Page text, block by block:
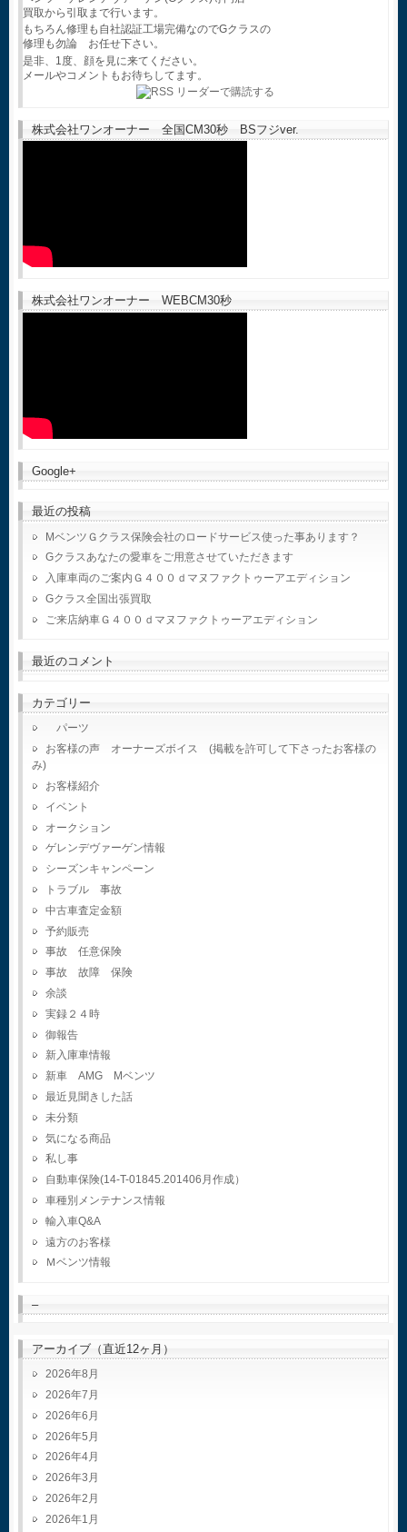
買取から引取まで行います。
もちろん修理も自社認証工場完備なのでGクラスの
修理も勿論 お任せ下さい。
是非、1度、顔を見に来てください。
メールやコメントもお待ちしてます。
株式会社ワンオーナー 全国CM30秒 BSフジver.
株式会社ワンオーナー WEBCM30秒
Google+
最近の投稿
MベンツＧクラス保険会社のロードサービス使った事あります？
Gクラスあなたの愛車をご用意させていただきます
入庫車両のご案内Ｇ４００ｄマヌファクトゥーアエディション
Gクラス全国出張買取
ご来店納車Ｇ４００ｄマヌファクトゥーアエディション
最近のコメント
カテゴリー
パーツ
お客様の声 オーナーズボイス (掲載を許可して下さったお客様の
み)
お客様紹介
イベント
オークション
ゲレンデヴァーゲン情報
シーズンキャンペーン
トラブル 事故
中古車査定金額
予約販売
事故 任意保険
事故 故障 保険
余談
実録２４時
御報告
新入庫車情報
新車 AMG Mベンツ
最近見聞きした話
未分類
気になる商品
私し事
自動車保険(14-T-01845.201406月作成）
車種別メンテナンス情報
輸入車Q&A
遠方のお客様
Ｍベンツ情報
–
アーカイブ（直近12ヶ月）
2026年8月
2026年7月
2026年6月
2026年5月
2026年4月
2026年3月
2026年2月
2026年1月